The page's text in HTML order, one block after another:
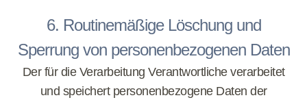
6. Routinemäßige Löschung und
Sperrung von personenbezogenen Daten
Der für die Verarbeitung Verantwortliche verarbeitet
und speichert personenbezogene Daten der